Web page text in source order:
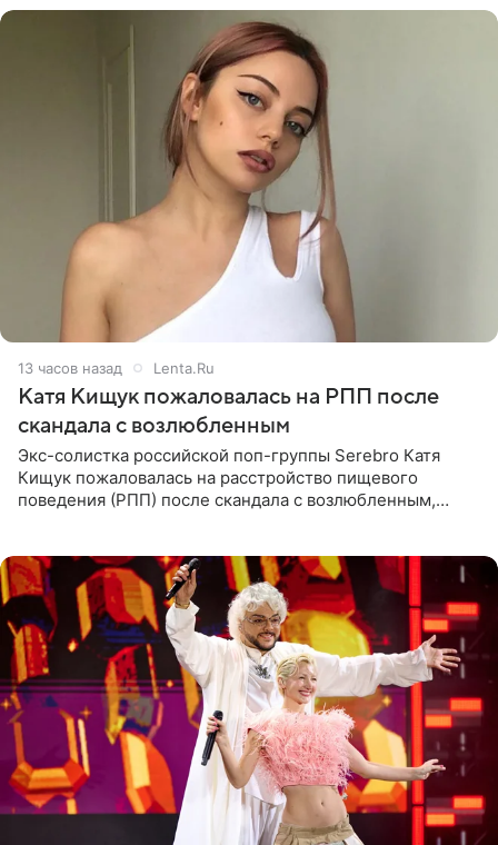
13 часов назад Lenta.Ru
Катя Кищук пожаловалась на РПП после
скандала с возлюбленным
Экс-солистка российской поп-группы Serebro Катя
Кищук пожаловалась на расстройство пищевого
поведения (РПП) после скандала с возлюбленным,